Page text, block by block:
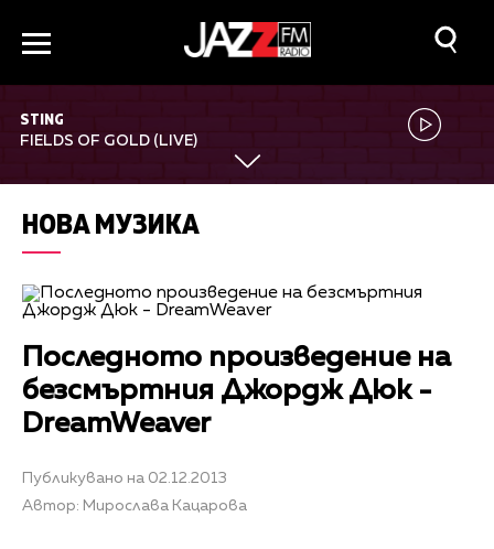
STING
FIELDS OF GOLD (LIVE)
НОВА МУЗИКА
Последното произведение на
безсмъртния Джордж Дюк -
DreamWeaver
Публикувано на 02.12.2013
Автор: Мирослава Кацарова